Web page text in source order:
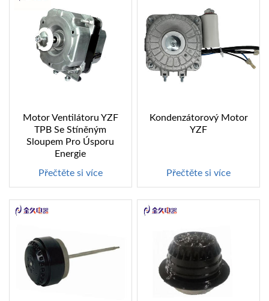
Motor Ventilátoru YZF
TPB Se Stíněným
Sloupem Pro Úsporu
Energie
Přečtěte si více
Kondenzátorový Motor
YZF
Přečtěte si více